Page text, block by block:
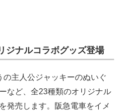
ジナルコラボグッズ登場
主人公ジャッキーのぬいぐ
など、全23種類のオリジナル
発売します。阪急電車をイメ